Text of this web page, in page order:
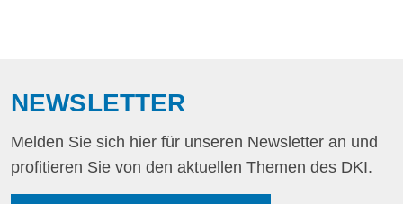
NEWSLETTER
Melden Sie sich hier für unseren Newsletter an und
profitieren Sie von den aktuellen Themen des DKI.